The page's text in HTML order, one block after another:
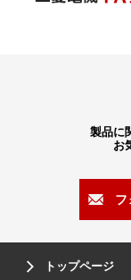
製品に
お
フ
トップページ